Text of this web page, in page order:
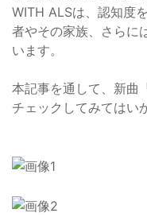
WITH ALSは、認知度
者やその家族、さらに
います。
本記事を通して、新曲
チェックしてみてはい